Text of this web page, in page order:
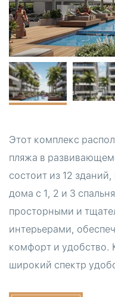
Этот комплекс
пляжа в
состоит из 12
дома с 1, 2 и 3
просторными и
интерьерами,
комфорт и удобство.
широкий спектр